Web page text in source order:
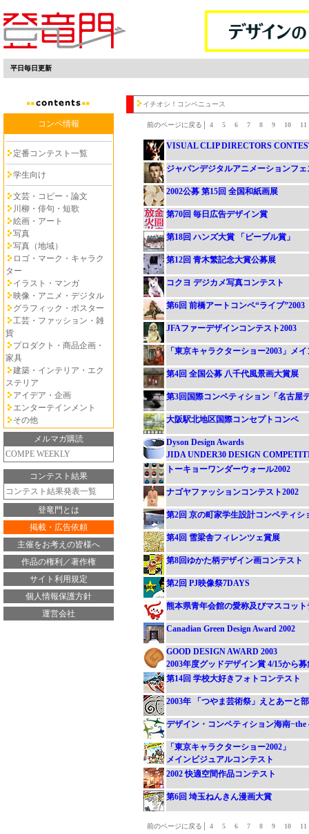
平日毎日更新
イチオシ！コンペニュース
コンペ情報
定番コンテスト一覧
学生向け
文芸・コピー・論文
川柳・俳句・短歌
絵画・アート
写真
写真（地域）
ロゴ・マーク・キャラク
ター
イラスト・マンガ
映像・アニメ・デジタル
グラフィック・ポスター
工芸・ファッション・雑
貨
プロダクト・商品企画・
家具
建築・インテリア・エク
ステリア
アイデア・企画
エンターテインメント
その他
メルマガ購読
COMPE WEEKLY
コンテスト結果
コンテスト結果発表一覧
登竜門とは
掲載・広告依頼
主催をお考えの皆様へ
作品の権利／著作権
サイト利用規定
個人情報保護方針
運営会社
前のページに戻る│ 4 5 6 7 8 9 10
VISUAL CLIP DIRECTORS
ジャパンデジタルアニメーションフェ
2002公募 第15回 全国和紙画展
第70回 毎日広告デザイン賞
第18回 ハンズ大賞 「ピープル賞」
第12回 青木繁記念大賞公募展
コクヨ デジカメ写真コンテスト
第6回 前橋アートコンペ“ライブ”2003
JFAファーデザインコンテスト2003
「東京キャラクターショー2003」メ
第4回 全国公募 八千代風景画大賞展
第3回国際コンペティション「名古屋
大阪駅北地区国際コンセプトコンペ
Dyson Design Awards
JIDA UNDER30 DESIGN
トーキョーワンダーウォール2002
ナゴヤファッションコンテスト2002
第2回 京の町家学生設計コンペティシ
第4回 雪梁舎フィレンツェ賞展
第8回ゆかた柄デザイン画コンテスト
第2回 PJ映像祭7DAYS
熊本県青年会館の愛称及びマスコット
Canadian Green Design Award 2002
GOOD DESIGN AWARD 2003
2003年度グッドデザイン賞 4/15から
第14回 学校大好きフォトコンテスト
2003年 「つやま芸術祭」えとあーと
デザイン・コンペティション海南−the
「東京キャラクターショー2002」
メインビジュアルコンテスト
2002 快適空間作品コンテスト
第6回 埼玉ねんきん漫画大賞
前のページに戻る│ 4 5 6 7 8 9 10